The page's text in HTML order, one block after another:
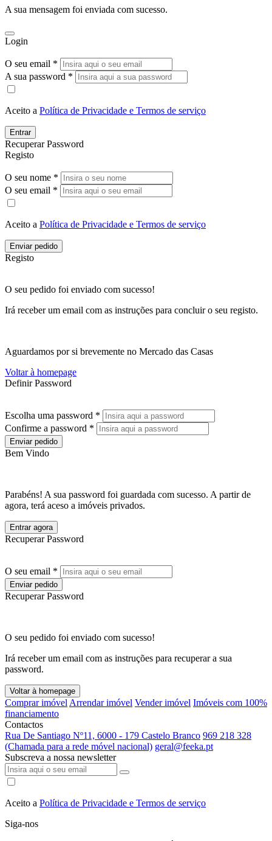
A sua mensagem foi enviada com sucesso.
Login
O seu email *
A sua password *
Aceito a Política de Privacidade e Termos de serviço
Entrar
Recuperar Password
Registo
O seu nome *
O seu email *
Aceito a Política de Privacidade e Termos de serviço
Enviar pedido
Registo
O seu pedido foi enviado com sucesso!
Irá receber um email com as instruções para concluir o seu registo.
Aguardamos por si brevemente no Mercado das Casas
Voltar à homepage
Definir Password
Escolha uma password *
Confirme a password *
Enviar pedido
Bem Vindo
Parabéns! A sua password foi guardada com sucesso. A partir de
agora, terá aceso a imóveis privados.
Entrar agora
Recuperar Password
O seu email *
Enviar pedido
Recuperar Password
O seu pedido foi enviado com sucesso!
Irá receber um email com as instruções para recuperar a sua
password.
Voltar à homepage
Comprar imóvel Arrendar imóvel Vender imóvel Imóveis com 100%
financiamento
Contactos
Rua De Santiago Nº11, 6000 - 179 Castelo Branco 969 218 328
(Chamada para a rede móvel nacional) geral@feeka.pt
Subscreva a nossa newsletter
Aceito a Política de Privacidade e Termos de serviço
Siga-nos